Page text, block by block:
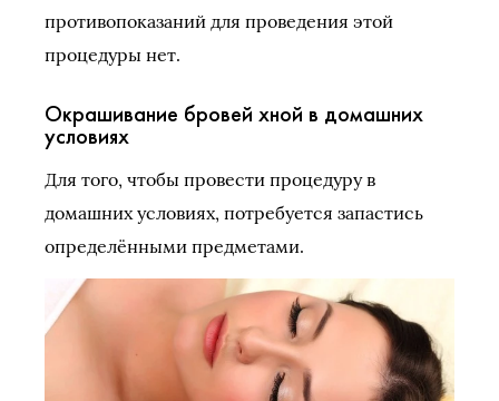
противопоказаний для проведения этой
процедуры нет.
Окрашивание бровей хной в домашних
условиях
Для того, чтобы провести процедуру в
домашних условиях, потребуется запастись
определёнными предметами.